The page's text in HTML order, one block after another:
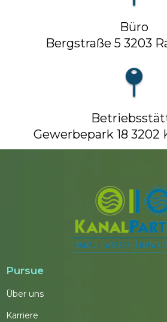
Büro
Bergstraße 5 3203
Gewerbepark 18
Pursue
Über uns
Karriere